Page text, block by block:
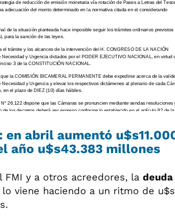
en abril aumentó
año u$s43.383 millones
FMI y a otros acreedores, la
lo viene haciendo a un ritmo de